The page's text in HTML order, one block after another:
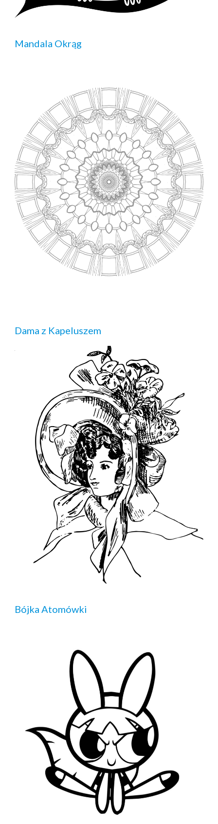
Mandala Okrąg
Dama z Kapeluszem
Bójka Atomówki